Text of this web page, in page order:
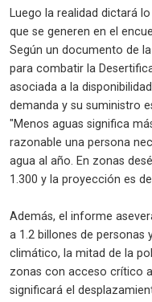
Luego la realidad dictará
que se generen en el
Según un documento de
para combatir la
asociada a la
demanda y su suministro
"Menos aguas significa
razonable una persona
agua al año. En zonas
1.300 y la proyección es
Además, el informe
a 1.2 billones de personas
climático, la mitad de la
zonas con acceso crítico
significará el